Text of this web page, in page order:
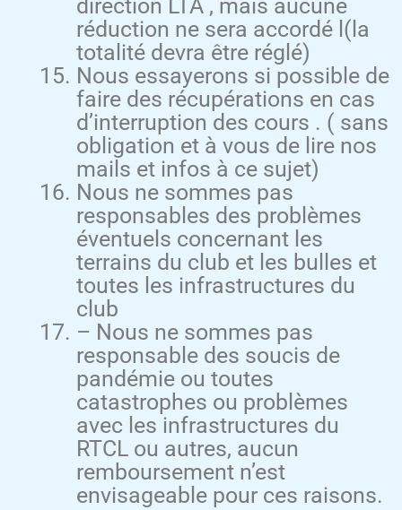
direction LTA , mais aucune
réduction ne sera accordé l(la
totalité devra être réglé)
Nous essayerons si possible de
faire des récupérations en cas
d’interruption des cours . ( sans
obligation et à vous de lire nos
mails et infos à ce sujet)
Nous ne sommes pas
responsables des problèmes
éventuels concernant les
terrains du club et les bulles et
toutes les infrastructures du
club
– Nous ne sommes pas
responsable des soucis de
pandémie ou toutes
catastrophes ou problèmes
avec les infrastructures du
RTCL ou autres, aucun
remboursement n’est
envisageable pour ces raisons.